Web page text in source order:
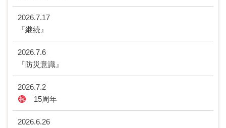
2026.7.17
『継続』
2026.7.6
『防災意識』
2026.7.2
15周年
2026.6.26